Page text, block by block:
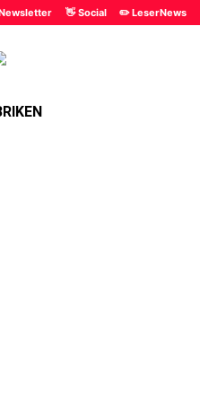
👋 Social ✏️ LeserNews